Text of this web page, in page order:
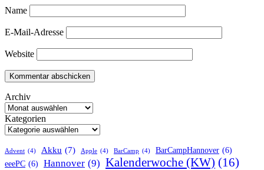
Name
E-Mail-Adresse
Website
Archiv
Kategorien
Advent (4) Akku (7) Apple (4) BarCamp (4) BarCampHannover (6)
eeePC (6) Hannover (9) Kalenderwoche (KW) (16)